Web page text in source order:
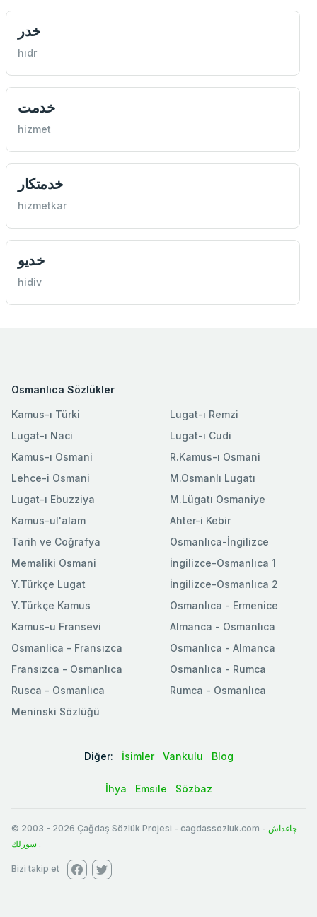
خدر
hıdr
خدمت
hizmet
خدمتكار
hizmetkar
خديو
hidiv
Osmanlıca Sözlükler
Kamus-ı Türki
Lugat-ı Naci
Kamus-ı Osmani
Lehce-i Osmani
Lugat-ı Ebuzziya
Lugat-ı Remzi
Lugat-ı Cudi
R.Kamus-ı Osmani
M.Osmanlı Lugatı
M.Lügatı Osmaniye
Kamus-ul'alam
Tarih ve Coğrafya
Memaliki Osmani
Y.Türkçe Lugat
Y.Türkçe Kamus
Ahter-i Kebir
Osmanlıca-İngilizce
İngilizce-Osmanlıca 1
İngilizce-Osmanlıca 2
Osmanlıca - Ermenice
Kamus-u Fransevi
Osmanlica - Fransızca
Fransızca - Osmanlıca
Rusca - Osmanlıca
Meninski Sözlüğü
Almanca - Osmanlıca
Osmanlıca - Almanca
Osmanlıca - Rumca
Rumca - Osmanlıca
Diğer: İsimler Vankulu Blog
İhya Emsile Sözbaz
© 2003 - 2026 Çağdaş Sözlük Projesi - cagdassozluk.com - چاغداش
سوزلك .
Bizi takip et